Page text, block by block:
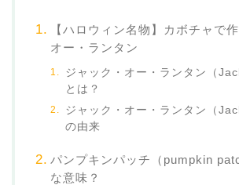
【ハロウィン名物】カボチャで
オー・ランタン
ジャック・オー・ランタン（
とは？
ジャック・オー・ランタン（
の由来
パンプキンパッチ（pumpkin
な意味？